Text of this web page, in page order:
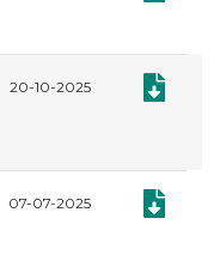
20-10-2025
07-07-2025